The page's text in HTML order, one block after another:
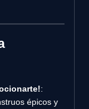
:
épicos y